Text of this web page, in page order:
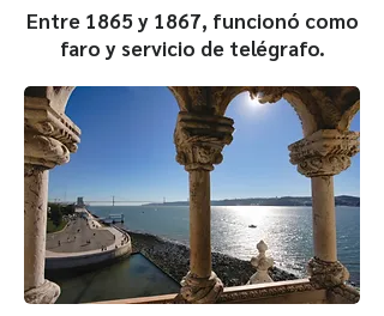
Entre 1865 y 1867, funcionó como
faro y servicio de telégrafo.